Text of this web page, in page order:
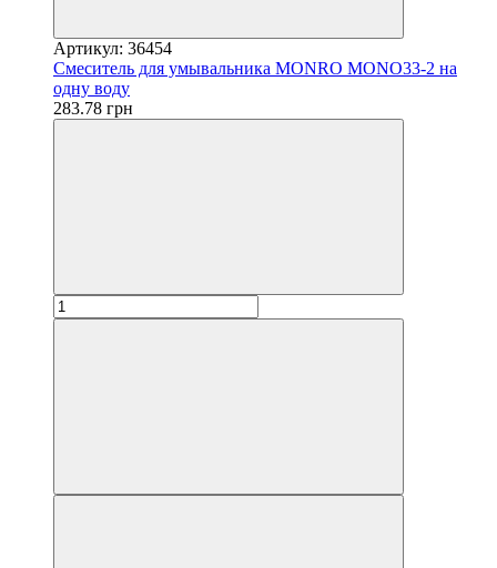
Артикул: 36454
Смеситель для умывальника MONRO MONO33-2 на
одну воду
283.78 грн